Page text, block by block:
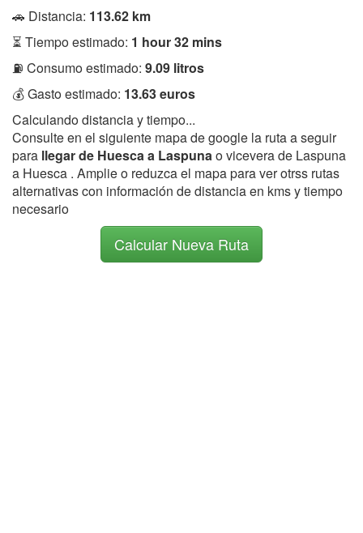
🚗 Distancia: 113.62 km
⏳ Tiempo estimado: 1 hour 32 mins
⛽ Consumo estimado: 9.09 litros
💰 Gasto estimado: 13.63 euros
Calculando distancia y tiempo...
Consulte en el siguiente mapa de google la ruta a seguir
para llegar de Huesca a Laspunao vicevera de Laspuna
a Huesca . Amplie o reduzca el mapa para ver otrss rutas
alternativas con información de distancia en kms y tiempo
necesario
Calcular Nueva Ruta